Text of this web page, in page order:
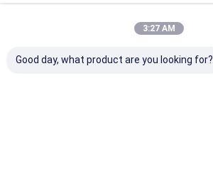
Lưới kim loại mở rộng
Lưới màn hình cửa sổ
Danh Mục Của Chúng Tôi3:27 AM
Good day, what product are you looking for?